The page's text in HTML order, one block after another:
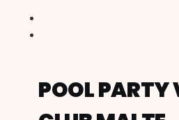
POOL PARTY